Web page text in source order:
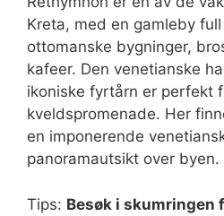
Kreta, med en gamleby
ottomanske bygninger,
kafeer. Den venetianske
ikoniske fyrtårn er perfekt
kveldspromenade. Her
en imponerende
panoramautsikt over byen.
Tips: Besøk i skumringen